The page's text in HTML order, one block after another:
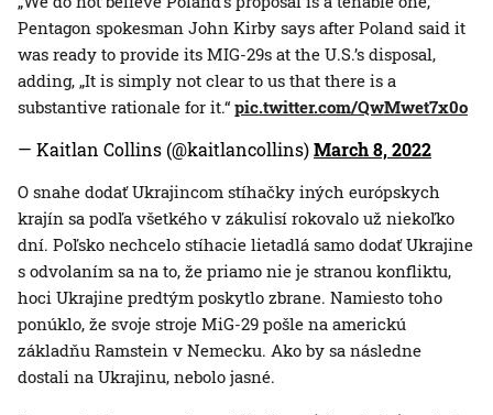
Pentagon spokesman John Kirby says after Poland said it
was ready to provide its MIG-29s at the U.S.’s disposal,
adding, „It is simply not clear to us that there is a
substantive rationale for it.“ pic.twitter.com/QwMwet7x0o
— Kaitlan Collins (@kaitlancollins)March 8, 2022
O snahe dodať Ukrajincom stíhačky iných európskych
krajín sa podľa všetkého v zákulisí rokovalo už niekoľko
dní. Poľsko nechcelo stíhacie lietadlá samo dodať Ukrajine
s odvolaním sa na to, že priamo nie je stranou konfliktu,
hoci Ukrajine predtým poskytlo zbrane. Namiesto toho
ponúklo, že svoje stroje MiG-29 pošle na americkú
základňu Ramstein v Nemecku. Ako by sa následne
dostali na Ukrajinu, nebolo jasné.